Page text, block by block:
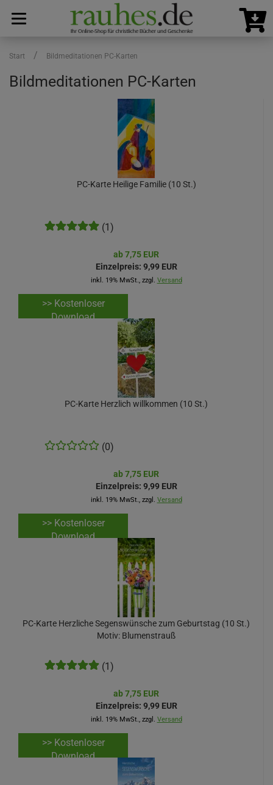
Start / Bildmeditationen PC-Karten
Bildmeditationen PC-Karten
PC-Karte Heilige Familie (10 St.)
(1)
ab 7,75 EUR
Einzelpreis: 9,99 EUR
inkl. 19% MwSt., zzgl. Versand
>> Kostenloser
Download
PC-Karte Herzlich willkommen (10 St.)
(0)
ab 7,75 EUR
Einzelpreis: 9,99 EUR
inkl. 19% MwSt., zzgl. Versand
>> Kostenloser
Download
PC-Karte Herzliche Segenswünsche zum Geburtstag (10 St.)
Motiv: Blumenstrauß
(1)
ab 7,75 EUR
Einzelpreis: 9,99 EUR
inkl. 19% MwSt., zzgl. Versand
>> Kostenloser
Download